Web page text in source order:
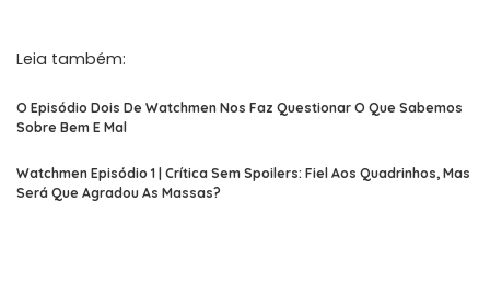
Leia também:
O Episódio Dois De Watchmen Nos Faz Questionar O Que Sabemos
Sobre Bem E Mal
Watchmen Episódio 1 | Crítica Sem Spoilers: Fiel Aos Quadrinhos, Mas
Será Que Agradou As Massas?